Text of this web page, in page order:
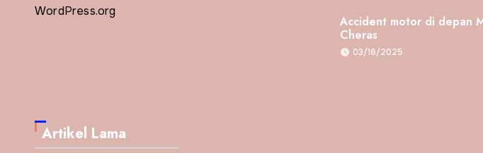
WordPress.org
Accident motor di depan
Cheras
03/16/2025
Artikel Lama